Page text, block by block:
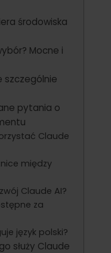
środowiska
Mocne i
szczególnie
pytania o
Claude
między
Claude AI?
za
język polski?
służy Claude